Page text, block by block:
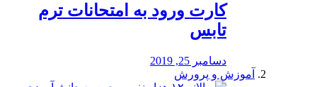
کارت ورود به امتحانات ترم
تابس
دسامبر 25, 2019
آموزش و پرورش